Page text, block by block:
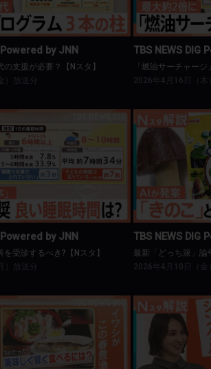
Powered by JNN
支援が必要？【Nスタ】
放送分
TBS NEWS DIG
「燃油サーチャー
2026年4月16日（木
DIG Powered by JNN
何科を受診するべき?【Nスタ】
Powered by JNN
を受診するべき?【Nスタ】
放送分
TBS
最新「
TBS NEWS DIG
最新「どっち派」論
2026年4月10日（金
DIG Powered by JNN
TBS
トイレ紙｢シング